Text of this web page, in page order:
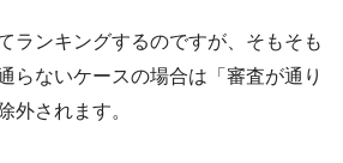
ランキングするのですが、そもそも
らないケースの場合は「審査が通り
外されます。